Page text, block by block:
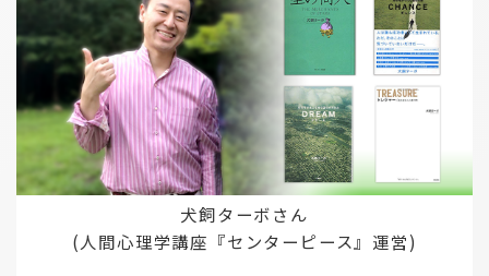
犬飼ターボさん
(人間心理学講座『センターピース』運営)